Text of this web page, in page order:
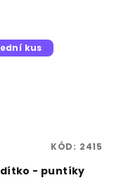
kus
- puntíky
KÓD: 2415